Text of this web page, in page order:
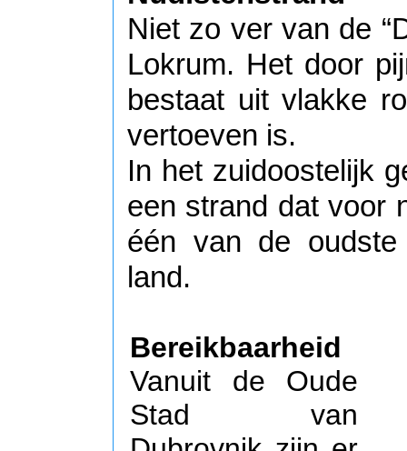
Niet zo ver van de
Lokrum. Het door
bestaat uit vlakke
vertoeven is.
In het zuidoostelijk
een strand dat voor
één van de oudste
land.
Bereikbaarheid
Vanuit de Oude
Stad van